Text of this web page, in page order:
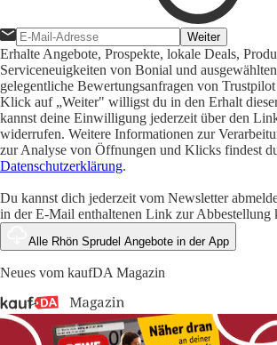
Weiter
Erhalte Angebote, Prospekte, lokale Deals,
Serviceneuigkeiten von Bonial und
gelegentliche Bewertungsanfragen von
Klick auf „Weiter" willigst du in den Erhalt
kannst deine Einwilligung jederzeit über den
widerrufen. Weitere Informationen zur
zur Analyse von Öffnungen und Klicks findest
Datenschutzerklärung.
Du kannst dich jederzeit vom Newsletter
in der E-Mail enthaltenen Link zur Abbestellung
Alle Rhön Sprudel Angebote in der App
Neues vom kaufDA Magazin